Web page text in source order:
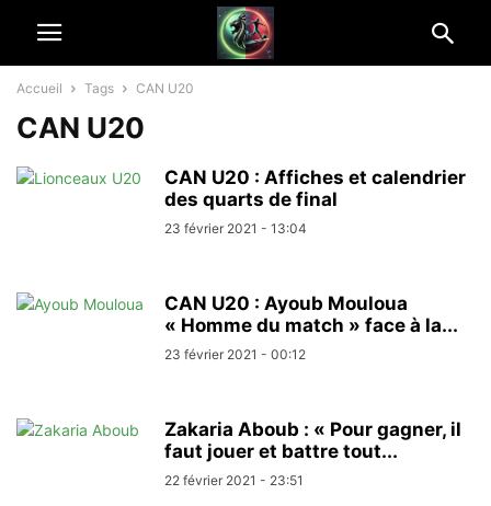
Accueil Tags CAN U20
CAN U20
CAN U20 : Affiches et calendrier
des quarts de final
23 février 2021 - 13:04
CAN U20 : Ayoub Mouloua
« Homme du match » face à la...
23 février 2021 - 00:12
Zakaria Aboub : « Pour gagner, il
faut jouer et battre tout...
22 février 2021 - 23:51